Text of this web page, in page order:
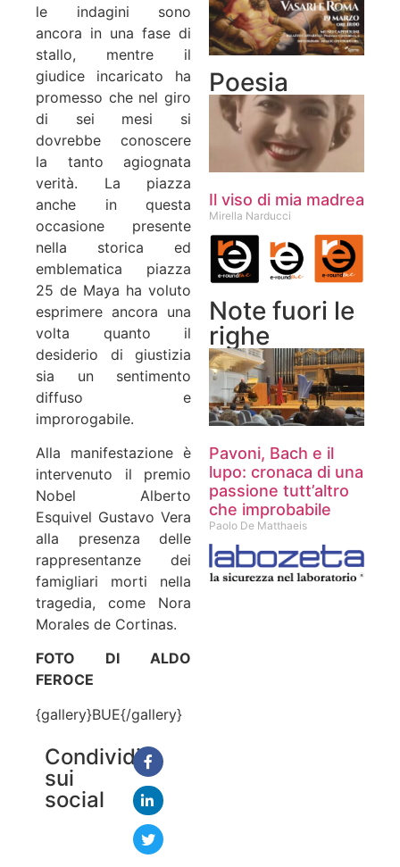
le indagini sono
ancora in una fase di
stallo, mentre il
giudice incaricato ha
promesso che nel giro
di sei mesi si
dovrebbe conoscere
la tanto agiognata
verità. La piazza
anche in questa
occasione presente
nella storica ed
emblematica piazza
25 de Maya ha voluto
esprimere ancora una
volta quanto il
desiderio di giustizia
sia un sentimento
diffuso e
improrogabile.
Alla manifestazione è
intervenuto il premio
Nobel Alberto
Esquivel Gustavo Vera
alla presenza delle
rappresentanze dei
famigliari morti nella
tragedia, come Nora
Morales de Cortinas.
FOTO DI ALDO
FEROCE
{gallery}BUE{/gallery}
Condividi
sui
social
Poesia
Il viso di mia madrea
Mirella Narducci
Note fuori le
righe
Pavoni, Bach e il
lupo: cronaca di una
passione tutt’altro
che improbabile
Paolo De Matthaeis